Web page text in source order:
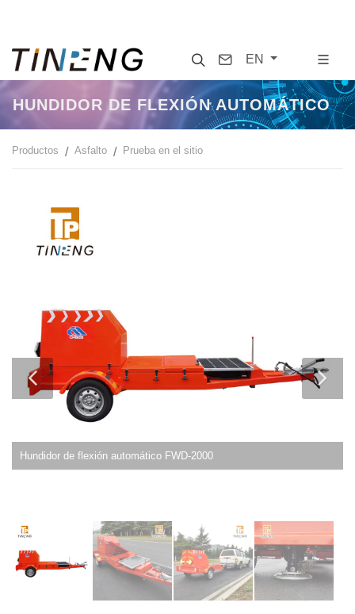
SearchContact
EN
HUNDIDOR DE FLEXIÓN AUTOMÁTICO
Productos Asfalto Prueba en el sitio
Hundidor de flexión automático FWD-2000